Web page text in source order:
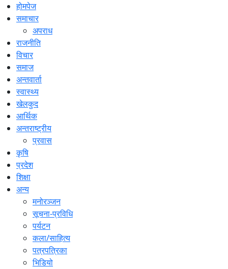
होमपेज
समाचार
अपराध
राजनीति
विचार
समाज
अन्तवार्ता
स्वास्थ्य
खेलकुद
आर्थिक
अन्तराष्ट्रीय
प्रवास
कृषि
प्रदेश
शिक्षा
अन्य
मनोरञ्जन
सूचना-प्रविधि
पर्यटन
कला/साहित्य
पत्रपत्रिका
भिडियो